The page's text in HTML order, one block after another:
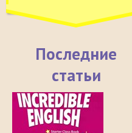
Последние
статьи